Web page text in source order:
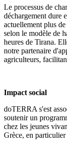
Le processus de
déchargement dure
actuellement plus
selon le modèle de
heures de Tirana.
notre partenaire
agriculteurs,
Impact social
doTERRA s'est
soutenir un
chez les jeunes
Grèce, en particulier